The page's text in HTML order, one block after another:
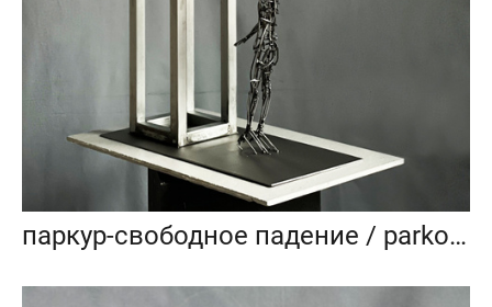
паркур-свободное падение / parkour- free fall_2023